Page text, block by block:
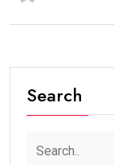
Search